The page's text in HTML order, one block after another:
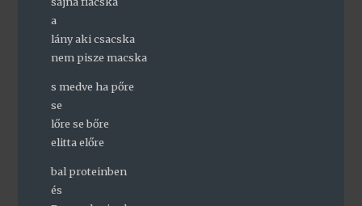
a
lány aki csacska
nem pisze macska
s medve ha pőre
se
lőre se bőre
elitta előre
bal proteinben
és